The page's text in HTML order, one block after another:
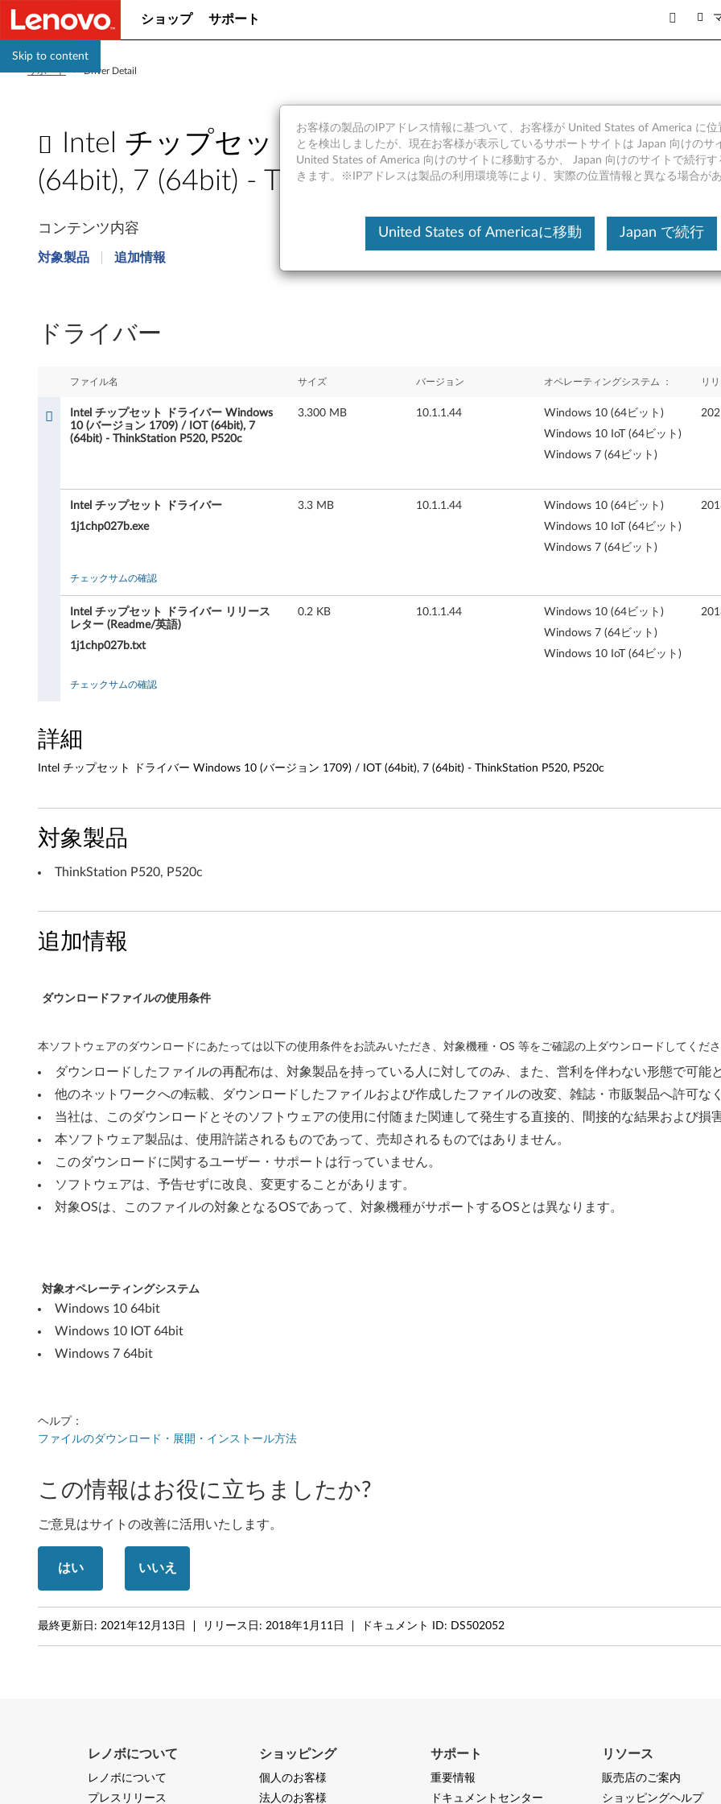
Skip to content
ショップ サポート
サポート >Driver Detail
Intel チップセット ドライバー Windows 10 (バー
(64bit), 7 (64bit) - ThinkStation P520, P520c
n
ッ
ラ
i
n
d
o
w
s
1
(
ー
ジ
ョ
ン
1
7
9
)
T
6
4
i
t
コンテンツ内容
対象製品 追加情報
ドライバー
ファイル名 サイズ バージョン オペレーティングシステム ： リ
Intel チップセット ドライバー Windows
10 (バージョン 1709) / IOT (64bit), 7
(64bit) - ThinkStation P520, P520c
3.300 MB 10.1.1.44
Windows 10 (64ビット)
Windows 10 IoT (64ビット)
Windows 7 (64ビット)
Intel チップセット ドライバー
1j1chp027b.exe
3.3 MB 10.1.1.44
Windows 10 (64ビット)
Windows 10 IoT (64ビット)
Windows 7 (64ビット)
チェックサムの確認
Intel チップセット ドライバー リリース
レター (Readme/英語)
1j1chp027b.txt
0.2 KB 10.1.1.44
Windows 10 (64ビット)
Windows 7 (64ビット)
Windows 10 IoT (64ビット)
チェックサムの確認
詳細
Intel チップセット ドライバー Windows 10 (バージョン 1709) / IOT (64bit), 7 (64bit) - ThinkStation P520, P520c
対象製品
ThinkStation P520, P520c
追加情報
ダウンロードファイルの使用条件
本ソフトウェアのダウンロードにあたっては以下の使用条件をお読みいただき、対象機種・OS 等をご確認の上ダウンロードしてくださ
ダウンロードしたファイルの再配布は、対象製品を持っている人に対してのみ、また、営利を伴わない形態で可能
他のネットワークへの転載、ダウンロードしたファイルおよび作成したファイルの改変、雑誌・市販製品へ許可な
当社は、このダウンロードとそのソフトウェアの使用に付随また関連して発生する直接的、間接的な結果および損
本ソフトウェア製品は、使用許諾されるものであって、売却されるものではありません。
このダウンロードに関するユーザー・サポートは行っていません。
ソフトウェアは、予告せずに改良、変更することがあります。
対象OSは、このファイルの対象となるOSであって、対象機種がサポートするOSとは異なります。
対象オペレーティングシステム
Windows 10 64bit
Windows 10 IOT 64bit
Windows 7 64bit
ヘルプ：
ファイルのダウンロード・展開・インストール方法
この情報はお役に立ちましたか?
ご意見はサイトの改善に活用いたします。
はい いいえ
最終更新日: 2021年12月13日 リリース日: 2018年1月11日 ドキュメント ID: DS502052
お客様の製品のIPアドレス情報に基づいて、お客様が United States of America に位
とを検出しましたが、現在お客様が表示しているサポートサイトは Japan 向けのサ
United States of America 向けのサイトに移動するか、 Japan 向けのサイトで続行
きます。※IPアドレスは製品の利用環境等により、実際の位置情報と異なる場合があ
United States of Americaに移動 Japan で続行
レノボについて
レノボについて
プレスリリース
ショッピング
個人のお客様
法人のお客様
サポート
重要情報
ドキュメントセンター
リソース
販売店のご案内
ショッピングヘルプ